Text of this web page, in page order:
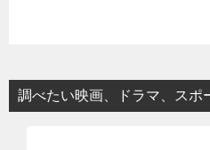
調べたい映画、ドラマ、スポ